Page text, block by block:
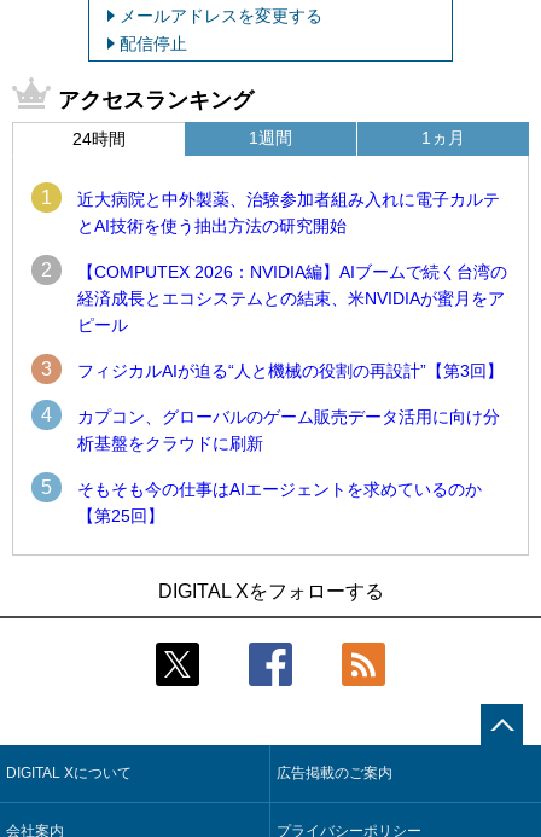
メールアドレスを変更する
配信停止
アクセスランキング
24時間
1
近大病院と中外製薬、治験参加者組み入れに電子カルテ
とAI技術を使う抽出方法の研究開始
2
【COMPUTEX 2026：NVIDIA編】AIブームで続く台湾の
経済成長とエコシステムとの結束、米NVIDIAが蜜月をア
ピール
3 フィジカルAIが迫る“人と機械の役割の再設計”【第3回】
4
カプコン、グローバルのゲーム販売データ活用に向け分
析基盤をクラウドに刷新
5
そもそも今の仕事はAIエージェントを求めているのか
【第25回】
1週間
技術を使う抽出方法の研究開始
Umios、消費者起点の販売計画策定に向けたAIシステムを本格
4
コスモ石油、製油所の設備点検への四足歩行ロボット利用を
1ヵ月
合基盤を本格稼働
鹿島建設、鋼管柱へのコンクリート充填時の異常を検出する
AIを遠隔監視システムに実装
4
そもそも今の仕事はAIエージェントを求めているのか【第25
DIGITAL Xをフォローする
DIGITAL Xについて 広告掲載のご案内
会社案内 プライバシーポリシー